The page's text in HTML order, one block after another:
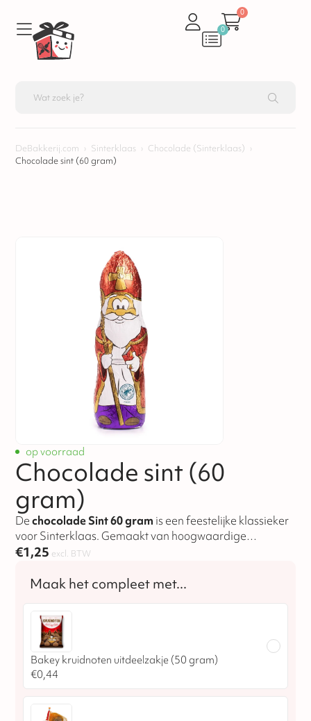
0
0
DeBakkerij.com › Sinterklaas › Chocolade (Sinterklaas) ›
Chocolade sint (60 gram)
op voorraad
Chocolade sint (60
gram)
Dechocolade Sint 60 gram is een feestelijke klassieker
voor Sinterklaas. Gemaakt van hoogwaardige
Belgische chocolade met een rijke, romige smaak.
€1,25 excl. BTW
Bakey kruidnoten uitdeelzakje (50 gram)
€0,44